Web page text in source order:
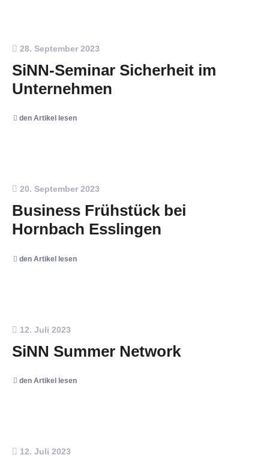
28. September 2023
SiNN-Seminar Sicherheit im
Unternehmen
den Artikel lesen
20. September 2023
Business Frühstück bei
Hornbach Esslingen
den Artikel lesen
12. Juli 2023
SiNN Summer Network
den Artikel lesen
12. Juli 2023